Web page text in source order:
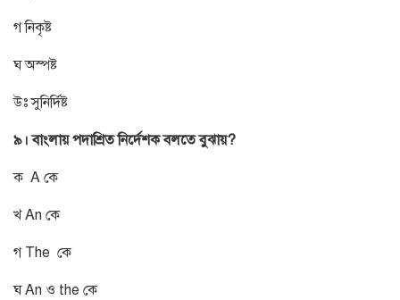
গ নিকৃষ্ট
ঘ অস্পষ্ট
উঃ সুনির্দিষ্ট
৯। বাংলায় পদাশ্রিত নির্দেশক বলতে বুঝায়?
ক A কে
খ An কে
গ The কে
ঘ An ও the কে